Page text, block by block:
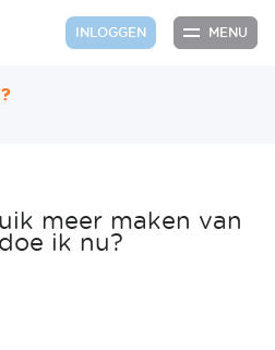
INLOGGEN MENU
meer maken van
ik nu?